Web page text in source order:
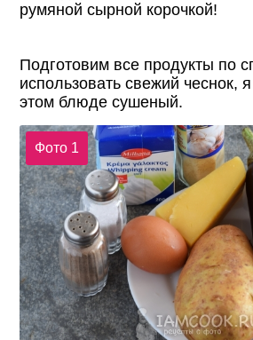
румяной сырной корочкой!
Подготовим все продукты по
использовать свежий чеснок,
этом блюде сушеный.
Фото 1